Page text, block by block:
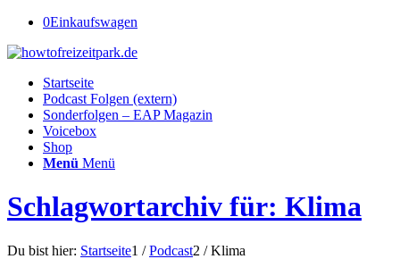
0Einkaufswagen
Startseite
Podcast Folgen (extern)
Sonderfolgen – EAP Magazin
Voicebox
Shop
Menü Menü
Schlagwortarchiv für: Klima
Du bist hier: Startseite1 / Podcast2 / Klima